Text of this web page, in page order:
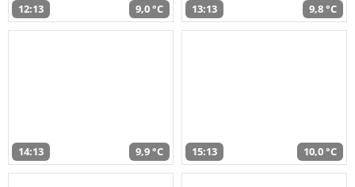
12:13 9,0 °C 13:13 9,8 °C
14:13 9,9 °C 15:13 10,0 °C